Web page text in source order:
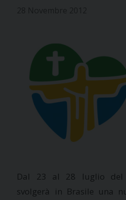
Dal 23 al 28 luglio del
svolgerà in Brasile una